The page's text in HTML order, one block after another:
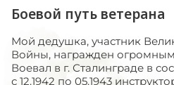
Боевой путь ветерана
Мой дедушка, участник
Войны, награжден
Воевал в г. Сталинграде в
с 12.1942 по 05.1943